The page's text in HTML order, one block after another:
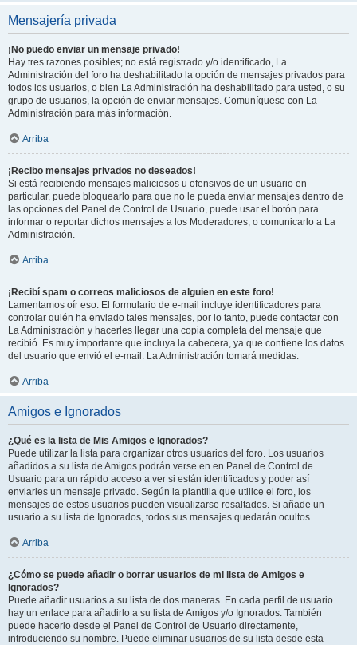
Mensajería privada
¡No puedo enviar un mensaje privado!
Hay tres razones posibles; no está registrado y/o identificado, La
Administración del foro ha deshabilitado la opción de mensajes privados para
todos los usuarios, o bien La Administración ha deshabilitado para usted, o su
grupo de usuarios, la opción de enviar mensajes. Comuníquese con La
Administración para más información.
Arriba
¡Recibo mensajes privados no deseados!
Si está recibiendo mensajes maliciosos u ofensivos de un usuario en
particular, puede bloquearlo para que no le pueda enviar mensajes dentro de
las opciones del Panel de Control de Usuario, puede usar el botón para
informar o reportar dichos mensajes a los Moderadores, o comunicarlo a La
Administración.
Arriba
¡Recibí spam o correos maliciosos de alguien en este foro!
Lamentamos oír eso. El formulario de e-mail incluye identificadores para
controlar quién ha enviado tales mensajes, por lo tanto, puede contactar con
La Administración y hacerles llegar una copia completa del mensaje que
recibió. Es muy importante que incluya la cabecera, ya que contiene los datos
del usuario que envió el e-mail. La Administración tomará medidas.
Arriba
Amigos e Ignorados
¿Qué es la lista de Mis Amigos e Ignorados?
Puede utilizar la lista para organizar otros usuarios del foro. Los usuarios
añadidos a su lista de Amigos podrán verse en en Panel de Control de
Usuario para un rápido acceso a ver si están identificados y poder así
enviarles un mensaje privado. Según la plantilla que utilice el foro, los
mensajes de estos usuarios pueden visualizarse resaltados. Si añade un
usuario a su lista de Ignorados, todos sus mensajes quedarán ocultos.
Arriba
¿Cómo se puede añadir o borrar usuarios de mi lista de Amigos e
Ignorados?
Puede añadir usuarios a su lista de dos maneras. En cada perfil de usuario
hay un enlace para añadirlo a su lista de Amigos y/o Ignorados. También
puede hacerlo desde el Panel de Control de Usuario directamente,
introduciendo su nombre. Puede eliminar usuarios de su lista desde esta